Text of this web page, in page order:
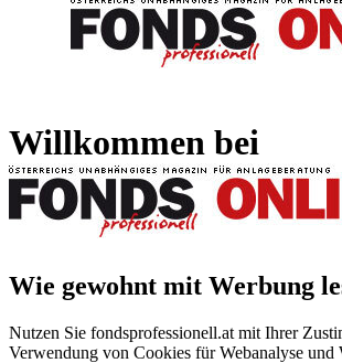
Willkommen bei
Wie gewohnt mit Werbung
Nutzen Sie fondsprofessionell.at mit Ihrer
Verwendung von Cookies für Webanalyse und